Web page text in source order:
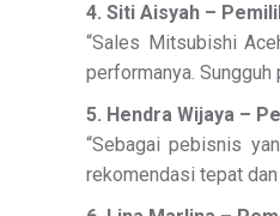
4. Siti Aisyah –
“Sales Mitsubishi
performanya. Sungguh
5. Hendra Wijaya –
“Sebagai pebisnis
rekomendasi tepat